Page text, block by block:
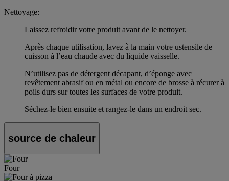
Nettoyage:
Laissez refroidir votre produit avant de le nettoyer.
Après chaque utilisation, lavez à la main votre ustensile de
cuisson à l’eau chaude avec du liquide vaisselle.
N’utilisez pas de détergent décapant, d’éponge avec
revêtement abrasif ou en métal ou encore de brosse à récurer à
poils durs sur toutes les surfaces de votre produit.
Séchez-le bien ensuite et rangez-le dans un endroit sec.
source de chaleur
Four